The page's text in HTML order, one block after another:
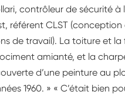
contrôleur de sécurité à
référent CLST (conception
de travail). La toiture et
amianté, et la
d’une peinture au
1960. » « C’était bien